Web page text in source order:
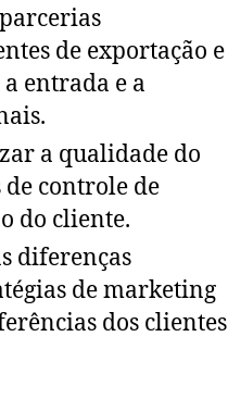
de exportação e
entrada e a
a qualidade do
controle de
do cliente.
diferenças
de marketing
dos clientes